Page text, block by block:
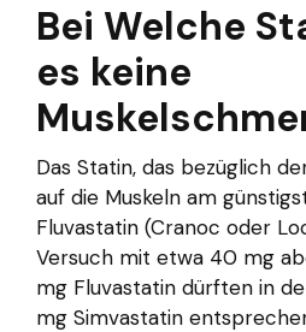
Bei Welche
es keine
Das Statin, das bezüglich
auf die Muskeln am
Fluvastatin (Cranoc oder
Versuch mit etwa 40 mg
mg Fluvastatin dürften in
mg Simvastatin